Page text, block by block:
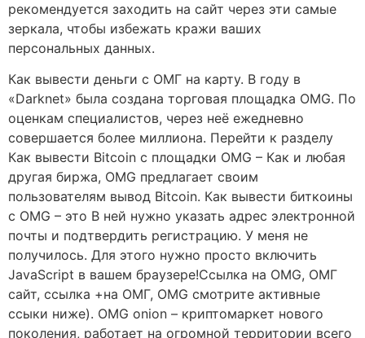
рекомендуется заходить на сайт через эти самые
зеркала, чтобы избежать кражи ваших
персональных данных.
Как вывести деньги с ОМГ на карту. В году в
«Darknet» была создана торговая площадка OMG. По
оценкам специалистов, через неё ежедневно
совершается более миллиона. Перейти к разделу
Как вывести Bitcoin с площадки OMG – Как и любая
другая биржа, OMG предлагает своим
пользователям вывод Bitcoin. Как вывести биткоины
с OMG – это В ней нужно указать адрес электронной
почты и подтвердить регистрацию. У меня не
получилось. Для этого нужно просто включить
JavaScript в вашем браузере!Ссылка на OMG, ОМГ
сайт, ссылка +на ОМГ, OMG смотрите активные
ссыки ниже). OMG onion – криптомаркет нового
поколения, работает на огромной территории всего